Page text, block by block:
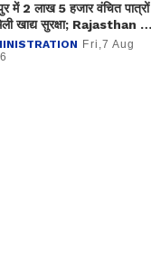
में 2 लाख 5 हजार वंचित पात्रों
खाद्य सुरक्षा; Rajasthan में
से अधिकको लाभFri,7 Aug